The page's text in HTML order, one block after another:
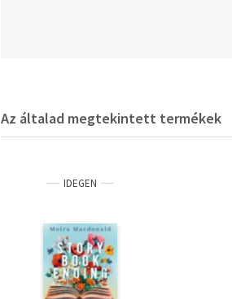
Az általad megtekintett termékek
IDEGEN